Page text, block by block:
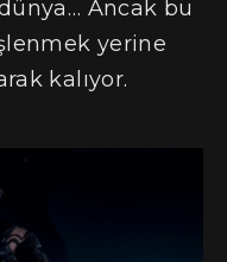
Ancak bu
yerine
kalıyor.